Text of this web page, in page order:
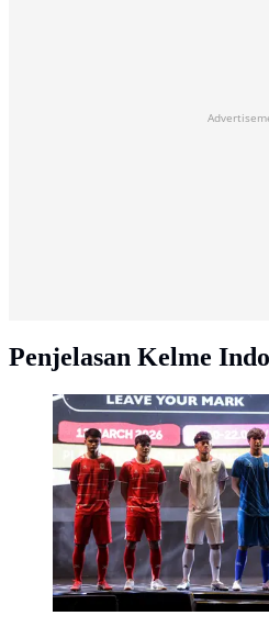
Penjelasan Kelme
Sejumlah pemain Timnas
Indonesia berpose dengan
pabrikan aparel Kelme dalam
Fest 2026 di Plaza Utara
Karno, SUGBK, Senayan,
(12/03/2026) malam WIB.
Lazuardi)